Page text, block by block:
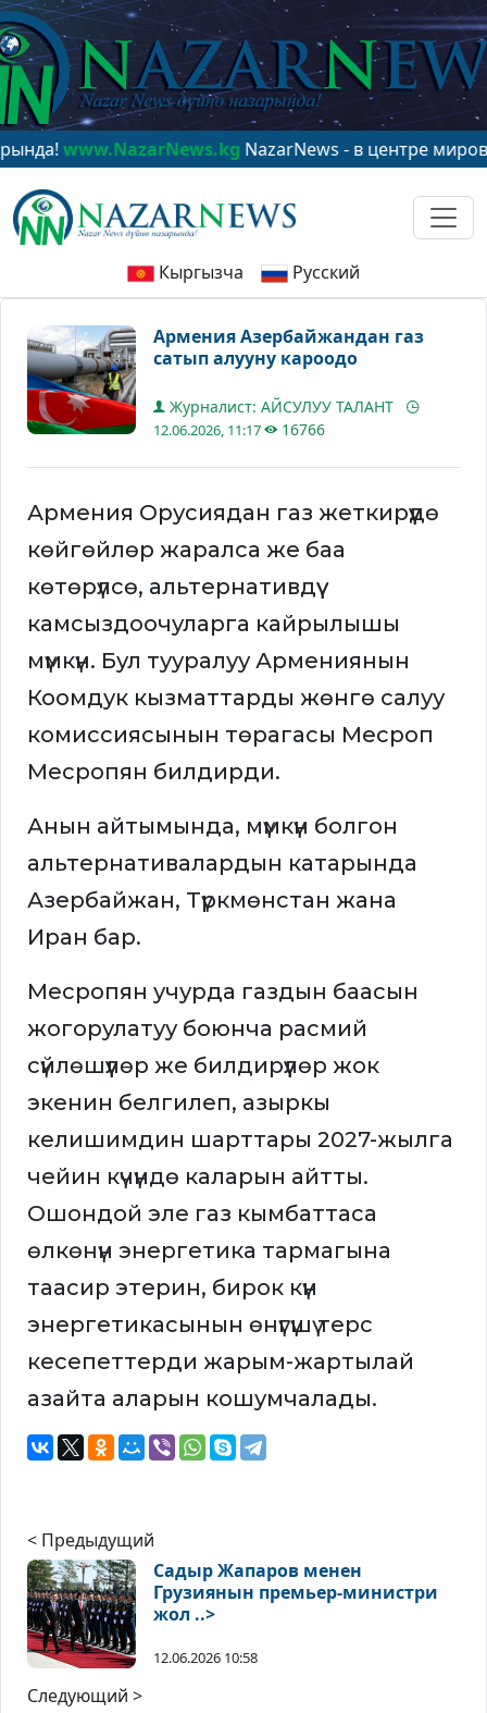
www.NazarNews.kgNazarNews - в центре мирового
Кыргызча Русский
Армения Азербайжандан газ
сатып алууну кароодо
Журналист: АЙСУЛУУ ТАЛАНТ
12.06.2026, 11:17 16766
Армения Орусиядан газ жеткирүүдө
көйгөйлөр жаралса же баа
көтөрүлсө, альтернативдүү
камсыздоочуларга кайрылышы
мүмкүн. Бул тууралуу Армениянын
Коомдук кызматтарды жөнгө салуу
комиссиясынын төрагасы Месроп
Месропян билдирди.
Анын айтымында, мүмкүн болгон
альтернативалардын катарында
Азербайжан, Түркмөнстан жана
Иран бар.
Месропян учурда газдын баасын
жогорулатуу боюнча расмий
сүйлөшүүлөр же билдирүүлөр жок
экенин белгилеп, азыркы
келишимдин шарттары 2027-жылга
чейин күчүндө каларын айтты.
Ошондой эле газ кымбаттаса
өлкөнүн энергетика тармагына
таасир этерин, бирок күн
энергетикасынын өнүгүшү терс
кесепеттерди жарым-жартылай
азайта аларын кошумчалады.
< Предыдущий
Садыр Жапаров менен
Грузиянын премьер-министри
жол ..>
12.06.2026 10:58
Следующий >